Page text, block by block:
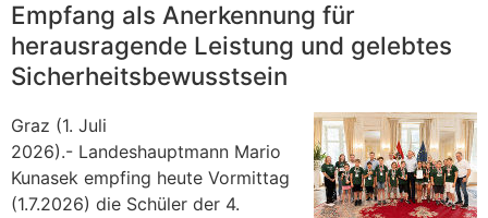
Empfang als Anerkennung für
herausragende Leistung und gelebtes
Sicherheitsbewusstsein
Graz (1. Juli
2026).- Landeshauptmann Mario
Kunasek empfing heute Vormittag
(1.7.2026) die Schüler der 4.